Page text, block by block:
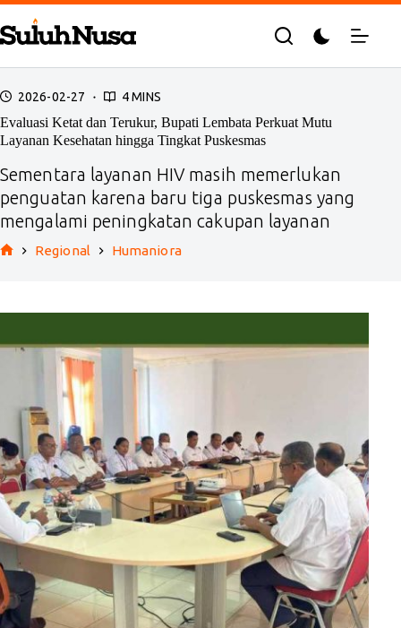
Skip
to
content
2026-02-27 4 MINS
Evaluasi Ketat dan Terukur, Bupati Lembata Perkuat Mutu
Layanan Kesehatan hingga Tingkat Puskesmas
Sementara layanan HIV masih memerlukan
penguatan karena baru tiga puskesmas yang
mengalami peningkatan cakupan layanan
Regional Humaniora